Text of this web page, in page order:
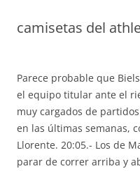
camisetas del
Parece probable que
el equipo titular ante el
muy cargados de
en las últimas semanas,
Llorente. 20:05.- Los de
parar de correr arriba y